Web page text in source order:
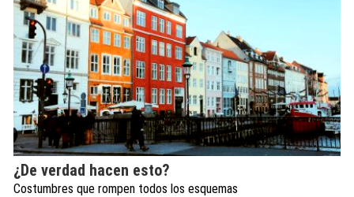
¿De verdad hacen esto?
Costumbres que rompen todos los esquemas